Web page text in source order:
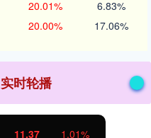
20.01% 6.83%
20.00% 17.06%
时轮播
11.37 1.01%